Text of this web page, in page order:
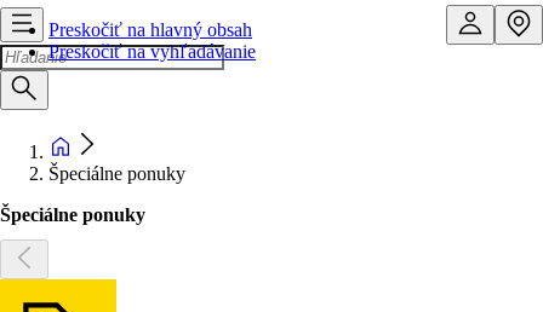
Preskočiť na hlavný obsah
Preskočiť na vyhľadávanie
Špeciálne ponuky
Špeciálne ponuky